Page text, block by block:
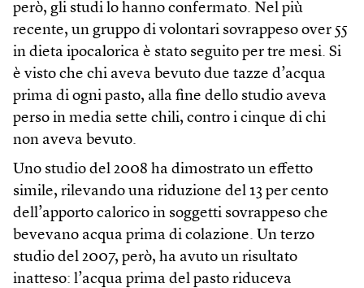
però, gli studi lo hanno confermato. Nel più
recente, un gruppo di volontari sovrappeso over 55
in dieta ipocalorica è stato seguito per tre mesi. Si
è visto che chi aveva bevuto due tazze d’acqua
prima di ogni pasto, alla fine dello studio aveva
perso in media sette chili, contro i cinque di chi
non aveva bevuto.
Uno studio del 2008 ha dimostrato un effetto
simile, rilevando una riduzione del 13 per cento
dell’apporto calorico in soggetti sovrappeso che
bevevano acqua prima di colazione. Un terzo
studio del 2007, però, ha avuto un risultato
inatteso: l’acqua prima del pasto riduceva